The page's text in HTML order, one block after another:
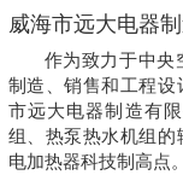
威海市远大电器
作为致力于中央
制造、销售和工程
市远大电器制造有
组、热泵热水机组
电加热器科技制高点。